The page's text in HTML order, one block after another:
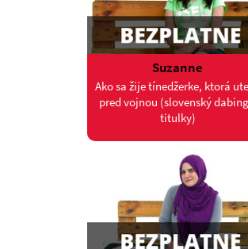
Suzanne
Ako sa žije tínedžerke, ktorá
pred vojnou (slovenský
titulky)